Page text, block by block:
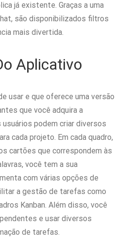
já existente. Graças a uma
são disponibilizados filtros
mais divertida.
Aplicativo
usar e que oferece uma versão
que você adquira a
usuários podem criar diversos
cada projeto. Em cada quadro,
cartões que correspondem às
você tem a sua
com várias opções de
a gestão de tarefas como
Kanban. Além disso, você
e usar diversos
de tarefas.